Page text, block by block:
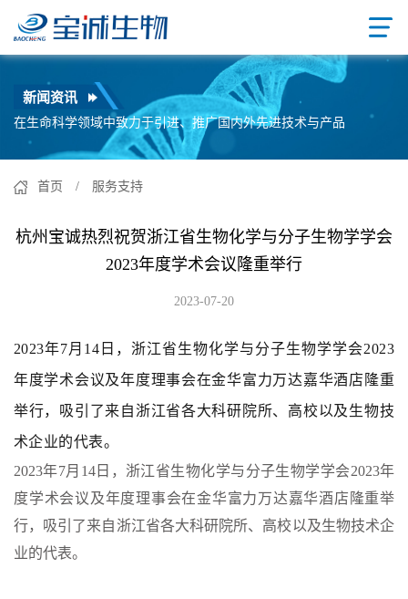
新闻资讯
在生命科学领域中致力于引进、推广国内外先进技术与产品
首页 / 服务支持
杭州宝诚热烈祝贺浙江省生物化学与分子生物学学会
2023年度学术会议隆重举行
2023-07-20
2023年7月14日，浙江省生物化学与分子生物学学会2023
年度学术会议及年度理事会在金华富力万达嘉华酒店隆重
举行，吸引了来自浙江省各大科研院所、高校以及生物技
术企业的代表。
2023年7月14日，浙江省生物化学与分子生物学学会2023年
度学术会议及年度理事会在金华富力万达嘉华酒店隆重举
行，吸引了来自浙江省各大科研院所、高校以及生物技术企
业的代表。